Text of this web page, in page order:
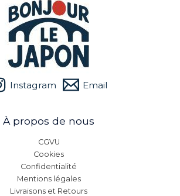
Instagram Email
À propos de nous
CGVU
Cookies
Confidentialité
Mentions légales
Livraisons et Retours